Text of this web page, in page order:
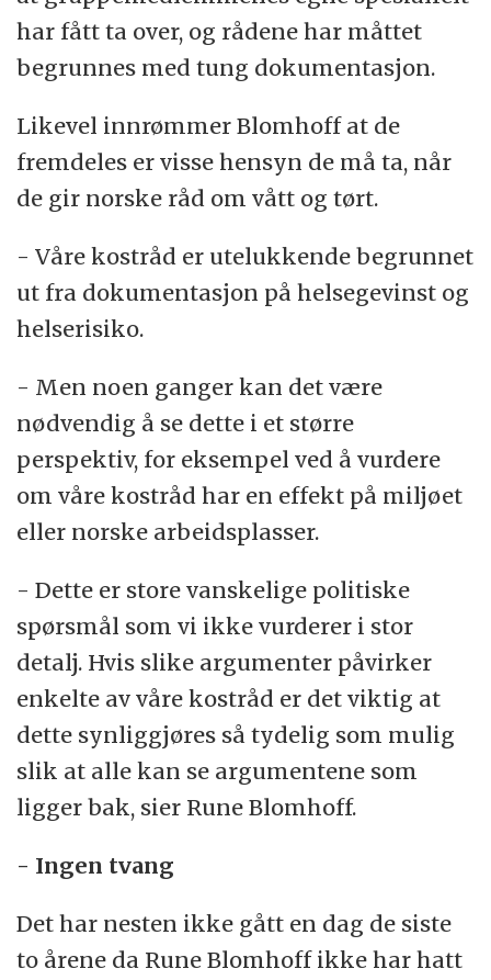
har fått ta over, og rådene har måttet
begrunnes med tung dokumentasjon.
Likevel innrømmer Blomhoff at de
fremdeles er visse hensyn de må ta, når
de gir norske råd om vått og tørt.
- Våre kostråd er utelukkende begrunnet
ut fra dokumentasjon på helsegevinst og
helserisiko.
- Men noen ganger kan det være
nødvendig å se dette i et større
perspektiv, for eksempel ved å vurdere
om våre kostråd har en effekt på miljøet
eller norske arbeidsplasser.
- Dette er store vanskelige politiske
spørsmål som vi ikke vurderer i stor
detalj. Hvis slike argumenter påvirker
enkelte av våre kostråd er det viktig at
dette synliggjøres så tydelig som mulig
slik at alle kan se argumentene som
ligger bak, sier Rune Blomhoff.
- Ingen tvang
Det har nesten ikke gått en dag de siste
to årene da Rune Blomhoff ikke har hatt